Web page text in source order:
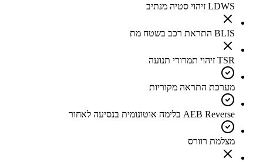
LDWS זיהוי סטיה מנתיב
BLIS התראת רכב בשטח מת
TSR זיהוי תמרורי תנועה
מערכת התראה מקוריות
AEB Reverse בלימה אוטונומית בנסיעה לאחור
מצלמת רוורס